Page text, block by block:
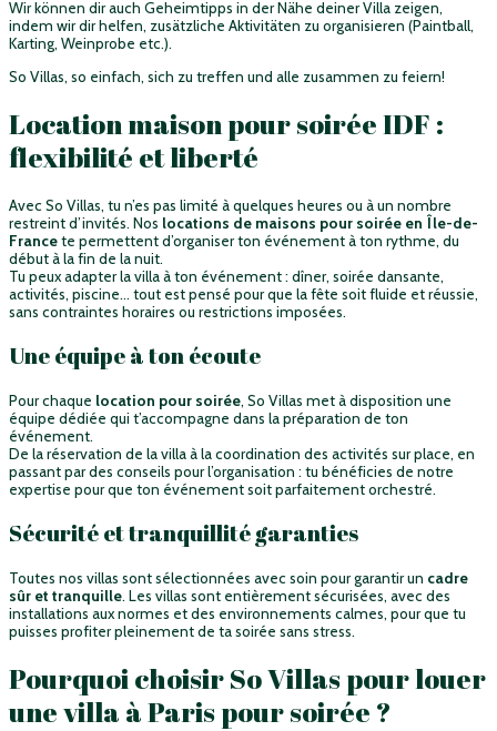
Wir können dir auch Geheimtipps in der Nähe deiner Villa zeigen,
indem wir dir helfen, zusätzliche Aktivitäten zu organisieren (Paintball,
Karting, Weinprobe etc.).
So Villas, so einfach, sich zu treffen und alle zusammen zu feiern!
Location maison pour soirée IDF :
flexibilité et liberté
Avec So Villas, tu n’es pas limité à quelques heures ou à un nombre
restreint d’invités. Nos locations de maisons pour soirée en Île-de-
Francete permettent d’organiser ton événement à ton rythme, du
début à la fin de la nuit.
Tu peux adapter la villa à ton événement : dîner, soirée dansante,
activités, piscine… tout est pensé pour que la fête soit fluide et réussie,
sans contraintes horaires ou restrictions imposées.
Une équipe à ton écoute
Pour chaque location pour soirée, So Villas met à disposition une
équipe dédiée qui t’accompagne dans la préparation de ton
événement.
De laréservation de la villa à la coordination des activités sur place, en
passant par des conseils pour l’organisation : tu bénéficies de notre
expertise pour que ton événement soit parfaitement orchestré.
Sécurité et tranquillité garanties
Toutes nos villas sont sélectionnées avec soin pour garantir un cadre
sûr et tranquille. Les villas sont entièrement sécurisées, avec des
installations aux normes et des environnements calmes, pour que tu
puisses profiter pleinement de ta soirée sans stress.
Pourquoi choisir So Villas pour louer
une villa à Paris pour soirée ?